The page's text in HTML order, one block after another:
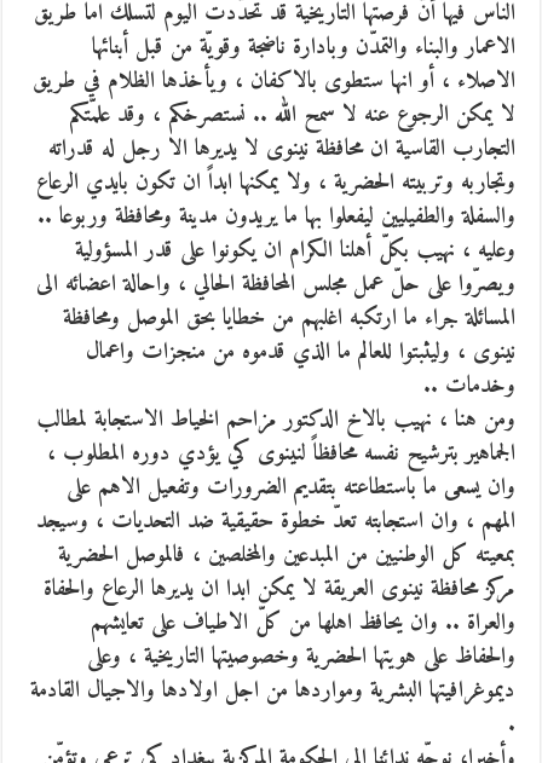
الناس فيها أنّ فرصتها التاريخية قد تحدّدت اليوم لتسلك اما طريق
الاعمار والبناء والتمدّن وبادارة ناضجة وقويّة من قبل أبنائها
الاصلاء ، أو انها ستطوى بالاكفان ، ويأخذها الظلام في طريق
لا يمكن الرجوع عنه لا سمح الله .. نستصرخكم ، وقد علمّتكم
التجارب القاسية ان محافظة نينوى لا يديرها الا رجل له قدراته
وتجاربه وتربيته الحضرية ، ولا يمكنها ابداً ان تكون بايدي الرعاع
والسفلة والطفيليين ليفعلوا بها ما يريدون مدينة ومحافظة وربوعا ..
وعليه ، نهيب بكلّ أهلنا الكرام ان يكونوا على قدر المسؤولية
ويصرّوا على حلّ عمل مجلس المحافظة الحالي ، واحالة اعضائه الى
المسائلة جراء ما ارتكبه اغلبهم من خطايا بحق الموصل ومحافظة
نينوى ، وليثبتوا للعالم ما الذي قدموه من منجزات واعمال
وخدمات ..
ومن هنا ، نهيب بالاخ الدكتور مزاحم الخياط الاستجابة لمطالب
الجماهير بترشيح نفسه محافظاً لنينوى كي يؤدي دوره المطلوب ،
وان يسعى ما باستطاعته بتقديم الضرورات وتفعيل الاهم على
المهم ، وان استجابته تعدّ خطوة حقيقية ضد التحديات ، وسيجد
بمعيته كل الوطنيين من المبدعين والمخلصين ، فالموصل الحضرية
مركز محافظة نينوى العريقة لا يمكن ابدا ان يديرها الرعاع والحفاة
والعراة .. وان يحافظ اهلها من كلّ الاطياف على تعايشهم
والحفاظ على هويتها الحضرية وخصوصيتها التاريخية ، وعلى
ديموغرافيتها البشرية ومواردها من اجل اولادها والاجيال القادمة
.